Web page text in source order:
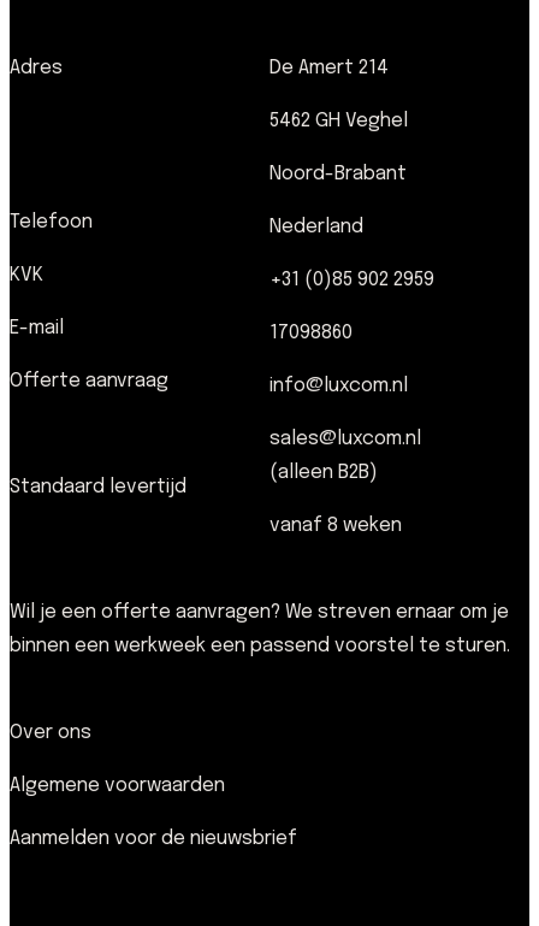
Adres
Telefoon
KVK
E-mail
Offerte aanvraag
Standaard levertijd
De Amert 214
5462 GH Veghel
Noord-Brabant
Nederland
+31 (0)85 902 2959
17098860
info@luxcom.nl
sales@luxcom.nl
(alleen B2B)
vanaf 8 weken
Wil je een offerte aanvragen? We streven ernaar om je
binnen een werkweek een passend voorstel te sturen.
Over ons
Algemene voorwaarden
Aanmelden voor de nieuwsbrief